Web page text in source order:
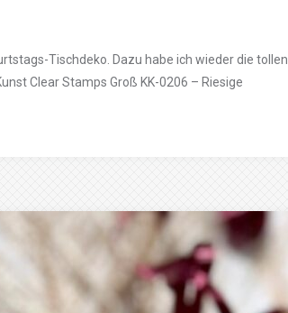
Tischdeko. Dazu habe ich wieder die tollen
Clear Stamps Groß KK-0206 – Riesige